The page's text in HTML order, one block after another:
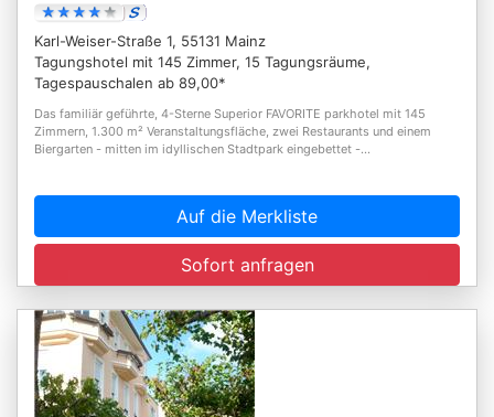
Karl-Weiser-Straße 1, 55131 Mainz
Tagungshotel mit 145 Zimmer, 15 Tagungsräume,
Tagespauschalen ab 89,00*
Das familiär geführte, 4-Sterne Superior FAVORITE parkhotel mit 145
Zimmern, 1.300 m² Veranstaltungsfläche, zwei Restaurants und einem
Biergarten - mitten im idyllischen Stadtpark eingebettet -...
Auf die Merkliste
Sofort anfragen